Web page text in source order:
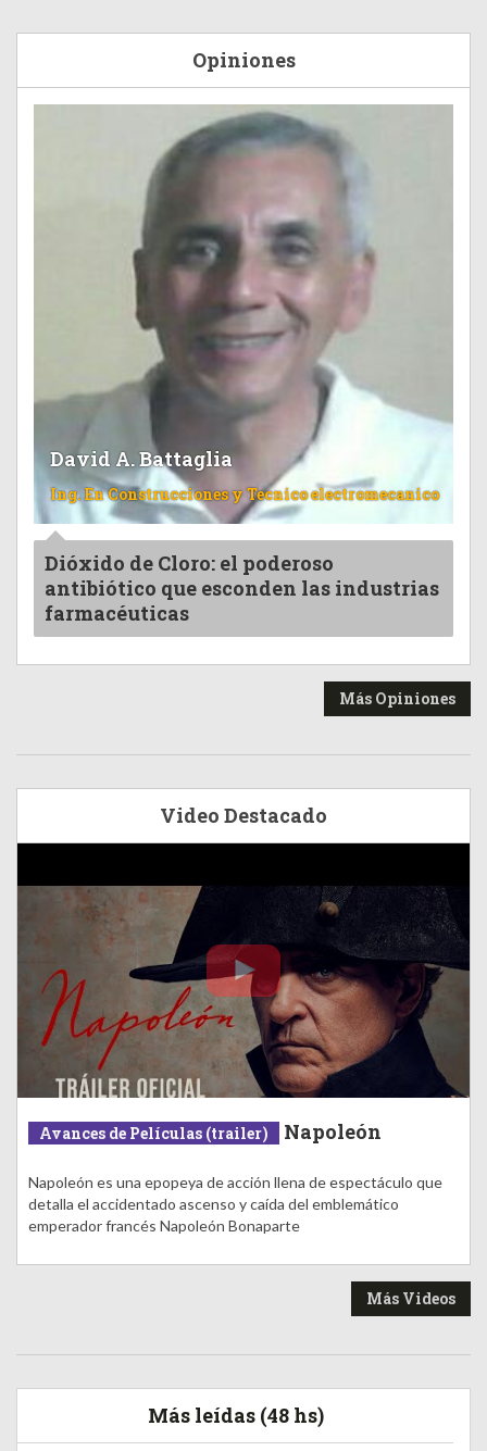
Opiniones
David A. Battaglia
Ing. En Construcciones y Tecnico electromecanico
Dióxido de Cloro: el poderoso
antibiótico que esconden las industrias
farmacéuticas
Más Opiniones
Video Destacado
Avances de Películas (trailer) Napoleón
Napoleón es una epopeya de acción llena de espectáculo que
detalla el accidentado ascenso y caída del emblemático
emperador francés Napoleón Bonaparte
Más Videos
Más leídas (48 hs)